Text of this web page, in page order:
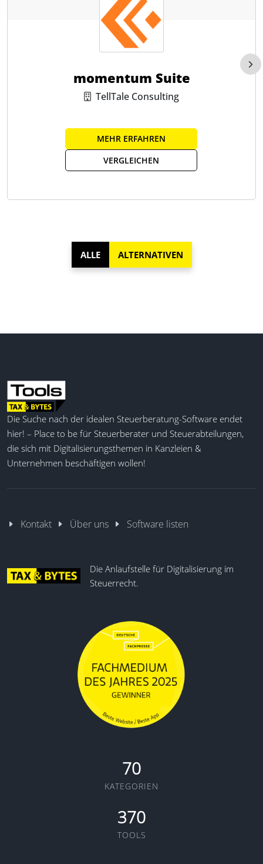
momentum Suite
TellTale Consulting
MEHR ERFAHREN
VERGLEICHEN
Die Suche nach der idealen Steuerberatung-Software endet
hier! – Place to be für Steuerberater und Steuerabteilungen,
die sich mit Digitalisierungsthemen in Kanzleien &
Unternehmen beschäftigen wollen!
Kontakt Über uns Software listen
Die Anlaufstelle für Digitalisierung im
Steuerrecht.
70
KATEGORIEN
370
TOOLS